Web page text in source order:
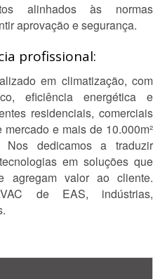
alinhados às normas
aprovação e segurança.
profissional:
em climatização, com
eficiência energética e
residenciais, comerciais
e mais de 10.000m²
Nos dedicamos a traduzir
em soluções que
agregam valor ao cliente.
de EAS, indústrias,